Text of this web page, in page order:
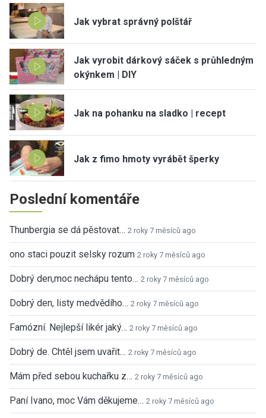
Jak vybrat správný polštář
Jak vyrobit dárkový sáček s průhledným
okýnkem | DIY
Jak na pohanku na sladko | recept
Jak z fimo hmoty vyrábět šperky
Poslední komentáře
Thunbergia se dá pěstovat… 2 roky 7 měsíců ago
ono staci pouzit selsky rozum 2 roky 7 měsíců ago
Dobrý den,moc nechápu tento… 2 roky 7 měsíců ago
Dobrý den, listy medvědího… 2 roky 7 měsíců ago
Famózní. Nejlepší likér jaký… 2 roky 7 měsíců ago
Dobrý de. Chtěl jsem uvařit… 2 roky 7 měsíců ago
Mám před sebou kuchařku z… 2 roky 7 měsíců ago
Paní Ivano, moc Vám děkujeme… 2 roky 7 měsíců ago